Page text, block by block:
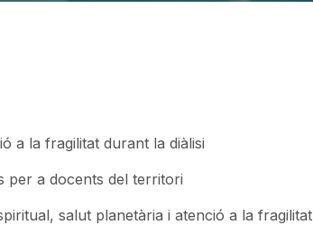
a la fragilitat durant la diàlisi
per a docents del territori
salut planetària i atenció a la fragilitat